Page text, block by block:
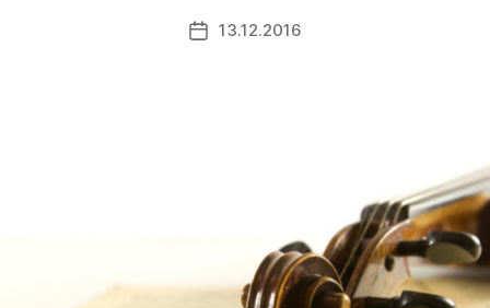
Beitragsautor
S
Veröffentlichungsdatum
13.12.2016